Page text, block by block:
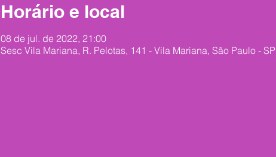
Horário e local
08 de jul. de 2022, 21:00
Sesc Vila Mariana, R. Pelotas, 141 - Vila Mariana, São Paulo - SP